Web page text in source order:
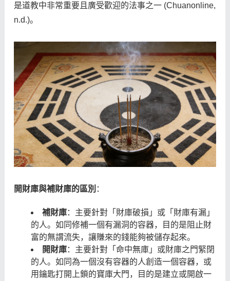
是道教中非常重要且廣受歡迎的法事之一 (Chuanonline,
n.d.)。
開財庫與補財庫的區別 ：
補財庫：主要針對「財庫破損」或「財庫有漏」
的人。如同修補一個有漏洞的容器，目的是阻止財
富的無謂流失，讓賺來的錢能夠被儲存起來。
開財庫：主要針對「命中無庫」或財庫之門緊閉
的人。如同為一個沒有容器的人創造一個容器，或
用鑰匙打開上鎖的寶庫大門，目的是建立或開啟一